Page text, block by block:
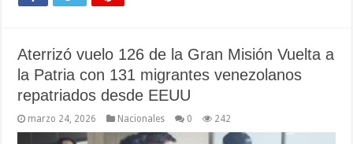
Aterrizó vuelo 126 de la Gran Misión Vuelta a
la Patria con 131 migrantes venezolanos
repatriados desde EEUU
marzo 24, 2026 Nacionales 0 242